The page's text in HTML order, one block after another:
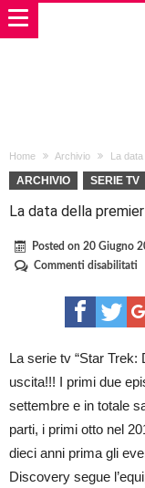
Home Archivio La
ARCHIVIO SERIE TV
La data della
Posted on 20 Giugno
Commenti disabilitati
La serie tv “Star Trek:
uscita!!! I primi due
settembre e in totale
parti, i primi otto nel
dieci anni prima gli
Discovery segue